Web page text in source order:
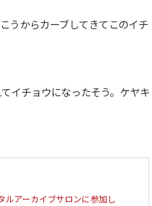
うからカーブしてきてこのイチ
イチョウになったそう。ケヤキ
ルアーカイブサロンに参加し